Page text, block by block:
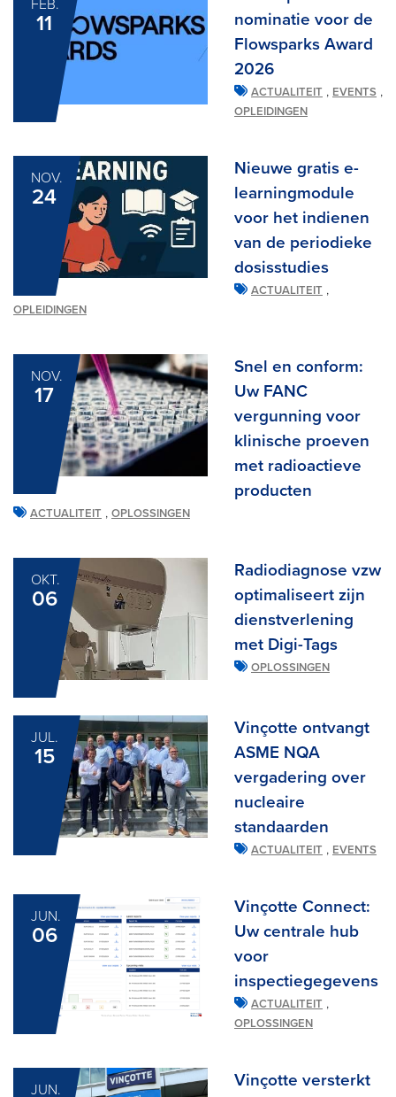
FEB.
11
nominatie voor de
Flowsparks Award
2026
ACTUALITEIT , EVENTS ,
OPLEIDINGEN
NOV.
24
Nieuwe gratis e-
learningmodule
voor het indienen
van de periodieke
dosisstudies
ACTUALITEIT ,
OPLEIDINGEN
NOV.
17
Snel en conform:
Uw FANC
vergunning voor
klinische proeven
met radioactieve
producten
ACTUALITEIT , OPLOSSINGEN
OKT.
06
Radiodiagnose vzw
optimaliseert zijn
dienstverlening
met Digi-Tags
OPLOSSINGEN
JUL.
15
Vinçotte ontvangt
ASME NQA
vergadering over
nucleaire
standaarden
ACTUALITEIT , EVENTS
JUN.
06
Vinçotte Connect:
Uw centrale hub
voor
inspectiegegevens
ACTUALITEIT ,
OPLOSSINGEN
JUN.
Vinçotte versterkt